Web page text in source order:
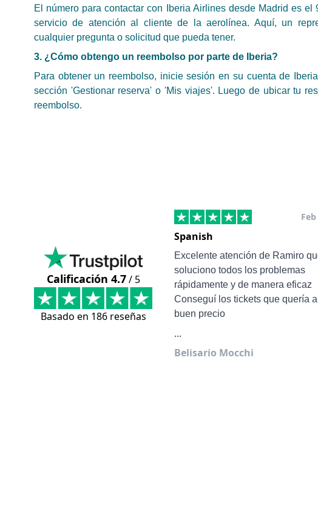
El número para contactar con Iberia Airlines desde Madrid es el
servicio de atención al cliente de la aerolínea. Aquí, un
cualquier pregunta o solicitud que pueda tener.
3. ¿Cómo obtengo un reembolso por parte de Iberia?
Para obtener un reembolso, inicie sesión en su cuenta de
sección 'Gestionar reserva' o 'Mis viajes'. Luego de ubicar tu
reembolso.
Calificación 4.7/ 5
Basado en 186 reseñas
Spanish
Excelente atención de Ramiro
soluciono todos los problemas
rápidamente y de manera eficaz
Conseguí los tickets que quería
buen precio
...
Belisario Mocchi